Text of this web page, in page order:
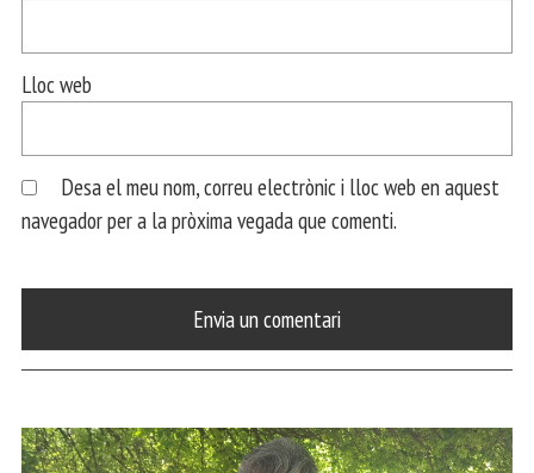
Lloc web
Desa el meu nom, correu electrònic i lloc web en aquest
navegador per a la pròxima vegada que comenti.